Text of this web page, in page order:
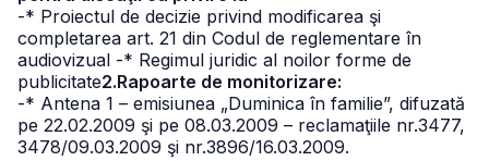
-* Proiectul de decizie privind modificarea şi
completarea art. 21 din Codul de reglementare în
audiovizual -* Regimul juridic al noilor forme de
publicitate2.Rapoarte de monitorizare:
-* Antena 1 – emisiunea „Duminica în familie”, difuzată
pe 22.02.2009 şi pe 08.03.2009 – reclamaţiile nr.3477,
3478/09.03.2009 şi nr.3896/16.03.2009.